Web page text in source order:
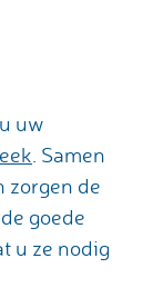
uw
. Samen
zorgen de
goede
u ze nodig